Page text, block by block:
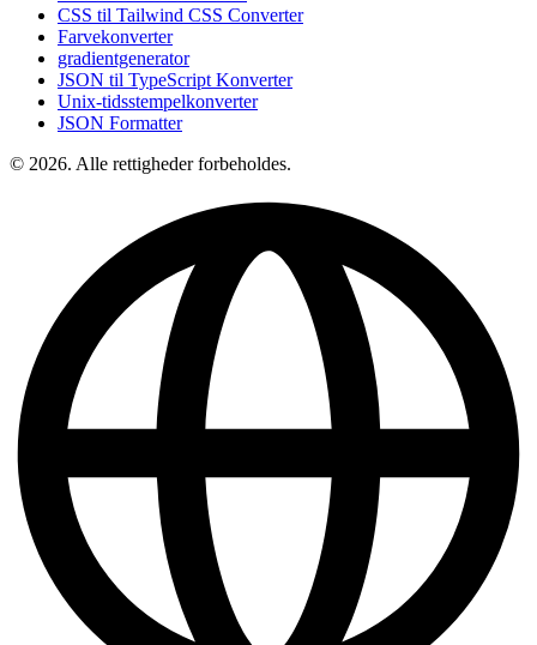
CSS til Tailwind CSS Converter
Farvekonverter
gradientgenerator
JSON til TypeScript Konverter
Unix-tidsstempelkonverter
JSON Formatter
© 2026. Alle rettigheder forbeholdes.